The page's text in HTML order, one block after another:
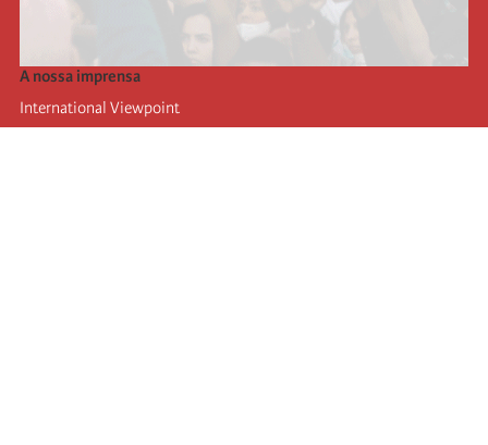
A nossa imprensa
International Viewpoint